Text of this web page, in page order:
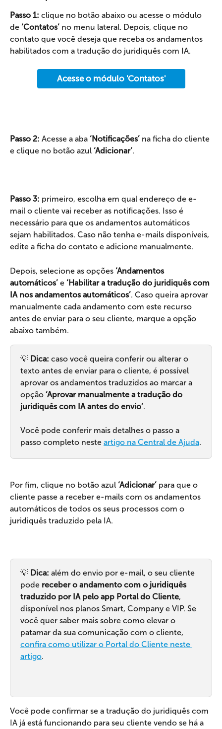
Passo 1: clique no botão abaixo ou acesse o módulo
de ‘Contatos’ no menu lateral. Depois, clique no
contato que você deseja que receba os andamentos
habilitados com a tradução do juridiquês com IA.
Acesse o módulo 'Contatos'
Passo 2: Acesse a aba ‘Notificações’ na ficha do cliente
e clique no botão azul ‘Adicionar’.
Passo 3: primeiro, escolha em qual endereço de e-
mail o cliente vai receber as notificações. Isso é
necessário para que os andamentos automáticos
sejam habilitados. Caso não tenha e-mails disponíveis,
edite a ficha do contato e adicione manualmente.
Depois, selecione as opções ‘Andamentos
automáticos’ e ‘Habilitar a tradução do juridiquês com
IA nos andamentos automáticos’. Caso queira aprovar
manualmente cada andamento com este recurso
antes de enviar para o seu cliente, marque a opção
abaixo também.
💡 Dica: caso você queira conferir ou alterar o
texto antes de enviar para o cliente, é possível
aprovar os andamentos traduzidos ao marcar a
opção ‘Aprovar manualmente a tradução do
juridiquês com IA antes do envio’.
Você pode conferir mais detalhes o passo a
passo completo neste artigo na Central de Ajuda.
Por fim, clique no botão azul ‘Adicionar’ para que o
cliente passe a receber e-mails com os andamentos
automáticos de todos os seus processos com o
juridiquês traduzido pela IA.
💡 Dica: além do envio por e-mail, o seu cliente
pode receber o andamento com o juridiquês
traduzido por IA pelo app Portal do Cliente,
disponível nos planos Smart, Company e VIP. Se
você quer saber mais sobre como elevar o
patamar da sua comunicação com o cliente,
confira como utilizar o Portal do Cliente neste
artigo.
Você pode confirmar se a tradução do juridiquês com
IA já está funcionando para seu cliente vendo se há a